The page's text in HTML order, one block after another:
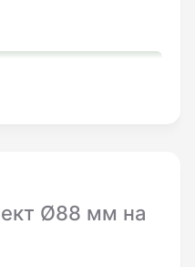
виробу
Ø88 мм на